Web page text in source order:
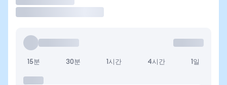
15분 30분 1시간 4시간 1일